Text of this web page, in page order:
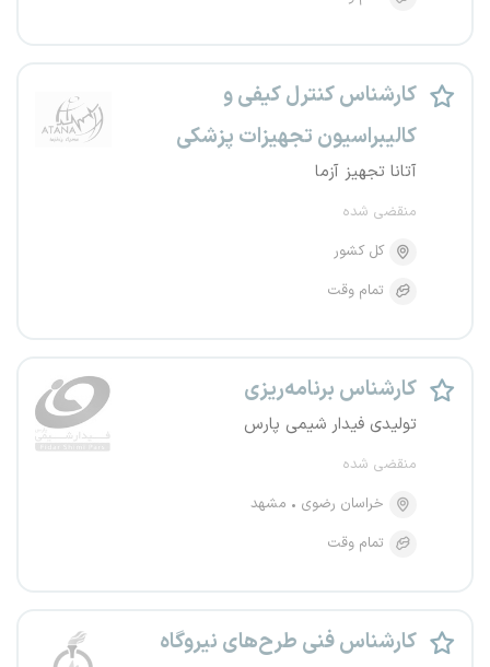
کارشناس کنترل کیفی و
کالیبراسیون تجهیزات پزشکی
آتانا تجهیز آزما
منقضی شده
کل کشور
تمام وقت
کارشناس برنامه‌ریزی
تولیدی فیدار شیمی پارس
منقضی شده
خراسان رضوی
مشهد
تمام وقت
کارشناس فنی طرح‌های نیروگاه